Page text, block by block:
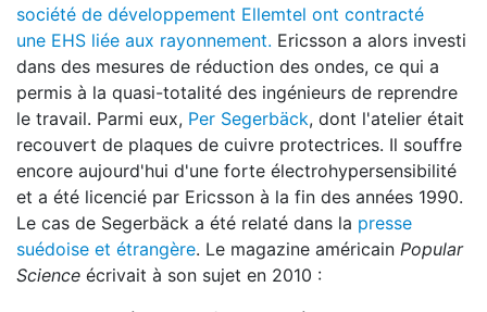
société de développement Ellemtel ont contracté
une EHS liée aux rayonnement. Ericsson a alors investi
dans des mesures de réduction des ondes, ce qui a
permis à la quasi-totalité des ingénieurs de reprendre
le travail. Parmi eux, Per Segerbäck, dont l'atelier était
recouvert de plaques de cuivre protectrices. Il souffre
encore aujourd'hui d'une forte électrohypersensibilité
et a été licencié par Ericsson à la fin des années 1990.
Le cas de Segerbäck a été relaté dans la presse
suédoise et étrangère. Le magazine américain Popular
Science écrivait à son sujet en 2010 :